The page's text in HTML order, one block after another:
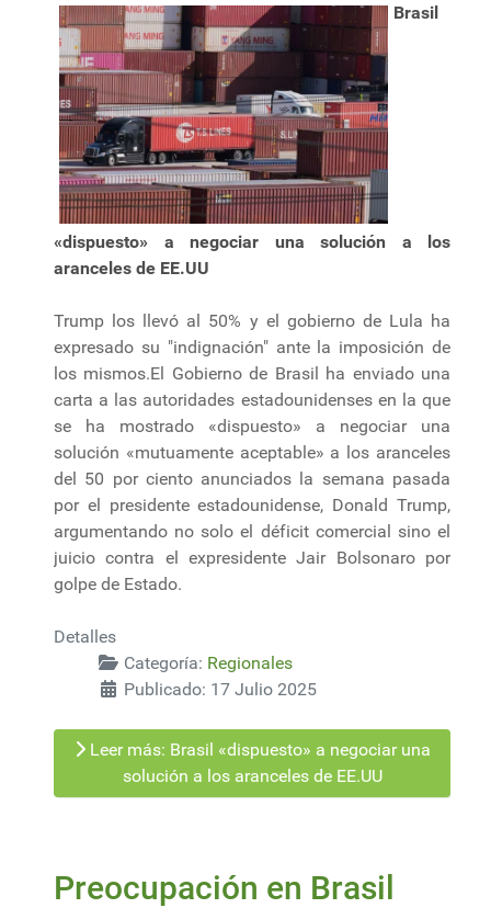
Brasil
«dispuesto» a negociar una solución a los
aranceles de EE.UU
Trump los llevó al 50% y el gobierno de Lula ha
expresado su "indignación" ante la imposición de
los mismos.El Gobierno de Brasil ha enviado una
carta a las autoridades estadounidenses en la que
se ha mostrado «dispuesto» a negociar una
solución «mutuamente aceptable» a los aranceles
del 50 por ciento anunciados la semana pasada
por el presidente estadounidense, Donald Trump,
argumentando no solo el déficit comercial sino el
juicio contra el expresidente Jair Bolsonaro por
golpe de Estado.
Detalles
Categoría: Regionales
Publicado: 17 Julio 2025
Leer más: Brasil «dispuesto» a negociar una
solución a los aranceles de EE.UU
Preocupación en Brasil